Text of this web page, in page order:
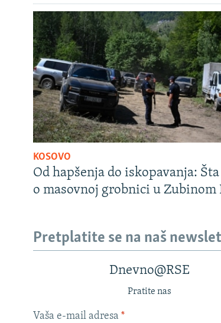
KOSOVO
Od hapšenja do iskopavanja: Šta
o masovnoj grobnici u Zubinom
Pretplatite se na naš
Dnevno@RSE
Pratite nas
Vaša e-mail adresa *